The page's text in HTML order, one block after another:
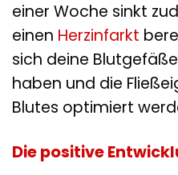
einer Woche sinkt
einen Herzinfarkt
sich deine
haben und die
Blutes optimiert
Die positive